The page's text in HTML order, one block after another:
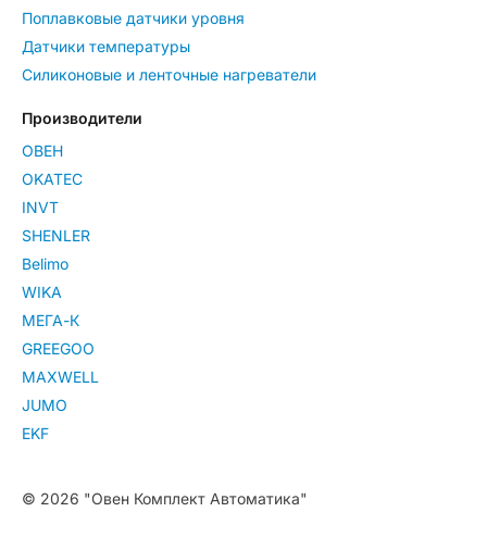
Поплавковые датчики уровня
Датчики температуры
Силиконовые и ленточные нагреватели
Производители
ОВЕН
OKATEC
INVT
SHENLER
Belimo
WIKA
МЕГА-К
GREEGOO
MAXWELL
JUMO
EKF
© 2026 "Овен Комплект Автоматика"